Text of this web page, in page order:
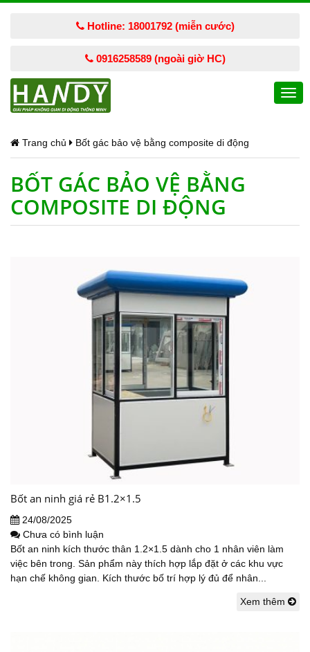
Hotline: 18001792 (miễn cước)
0916258589 (ngoài giờ HC)
Trang chủ Bốt gác bảo vệ bằng composite di động
BỐT GÁC BẢO VỆ BẰNG
COMPOSITE DI ĐỘNG
Bốt an ninh giá rẻ B1.2×1.5
24/08/2025
Chưa có bình luận
Bốt an ninh kích thước thân 1.2×1.5 dành cho 1 nhân viên làm
việc bên trong. Sản phẩm này thích hợp lắp đặt ở các khu vực
hạn chế không gian. Kích thước bố trí hợp lý đủ để nhân...
Xem thêm